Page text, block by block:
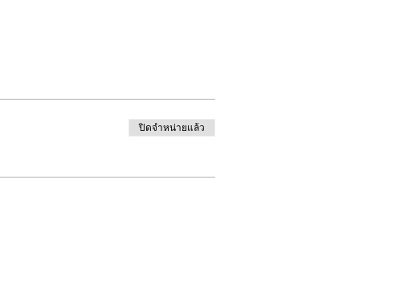
ปิดจำหน่ายแล้ว